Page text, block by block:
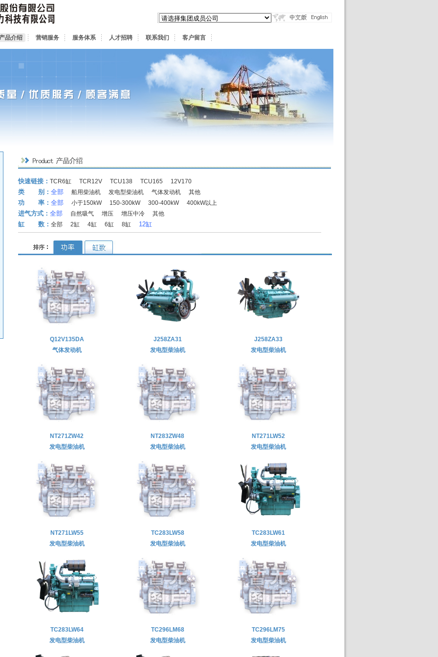
品介绍 营销服务 服务体系 人才招聘 联系我们 客户留言
快速链接： TCR6缸 TCR12V TCU138 TCU165 12V170
类 别： 全部 船用柴油机 发电型柴油机 气体发动机 其他
功 率： 全部 小于150kW 150-300kW 300-400kW 400kW以上
进气方式： 全部 自然吸气 增压 增压中冷 其他
缸 数： 全部 2缸 4缸 6缸 8缸12缸
Q12V135DA
气体发动机
J258ZA31
发电型柴油机
J258ZA33
发电型柴油机
NT271ZW42
发电型柴油机
NT283ZW48
发电型柴油机
NT271LW52
发电型柴油机
NT271LW55
发电型柴油机
TC283LW58
发电型柴油机
TC283LW61
发电型柴油机
TC283LW64
发电型柴油机
TC296LM68
发电型柴油机
TC296LM75
发电型柴油机